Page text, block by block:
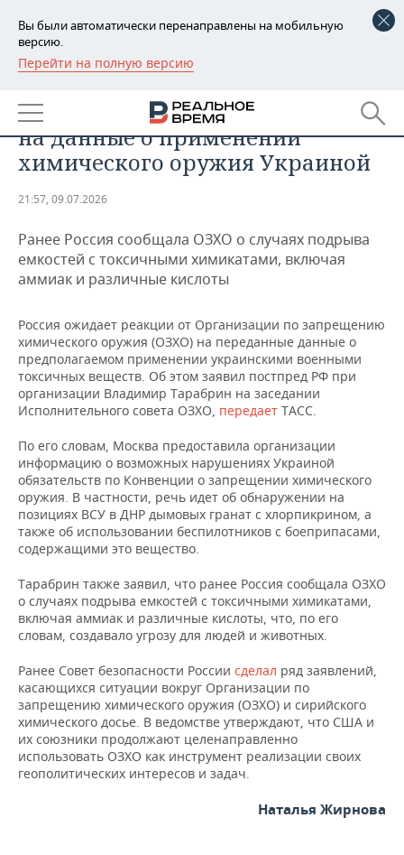
Вы были автоматически перенаправлены на мобильную
версию.
Перейти на полную версию
РЕГИОНЫ
БАШКОРТОСТАН
ТАТАРСТАН
НОВОСТИ
АНАЛИТИКА
ДЕКЛАРАЦИИ О ДОХОДАХ
КОРОЛИ ГОСЗАКАЗА ПФО
КОМУ ПРИНАДЛЕЖАТ
ТОРГОВЫЕ ЦЕНТРЫ
ТАТАРСТАНА
НОВОСТИ ЭКОНОМИКИ
ФИНАНСЫ
БЮДЖЕТ
ИНВЕСТИЦИИ
ПРОМЫШЛЕННОСТЬ
НОВОСТИ
ПРОМЫШЛЕННОСТИ
АГРОПРОМ
МАШИНОСТРОЕНИЕ
НЕФТЕХИМИЯ
НЕФТЬ
ОПК
ЭНЕРГЕТИКА
НЕДВИЖИМОСТЬ
НОВОСТИ АВТО
БИЗНЕС
НОВОСТИ БИЗНЕСА
РОЗНИЧНАЯ ТОРГОВЛЯ
ТРАНСПОРТ
УСЛУГИ
ТЕХНОЛОГИИ
НОВОСТИ ТЕХНОЛОГИЙ
IT
МЕДИА
МЕРОПРИЯТИЯ
НОВОСТИ МЕРОПРИЯТИЙ
ВЫЕЗДНАЯ РЕДАКЦИЯ
ONLINE-КОНФЕРЕНЦИИ
ОТКРЫТАЯ ЛЕКЦИЯ
СПОРТ
НОВОСТИ СПОРТА
ХОККЕЙ
БАСКЕТБОЛ
ВОЛЕЙБОЛ
КИБЕРСПОРТ
ФИГУРНОЕ КАТАНИЕ
ОБЩЕСТВО
ВЛАСТЬ
ИНФРАСТРУКТУРА
ИСТОРИЯ
КУЛЬТУРА
МЕДИЦИНА
СЮЖЕТЫ
СПРАВОЧНИК
СПИСОК ПЕРСОН
СПИСОК КОМПАНИЙ
ПОЛНАЯ ВЕРСИЯ
Россия ожидает реакции ОЗХО
на данные о применении
химического оружия Украиной
21:57, 09.07.2026
Ранее Россия сообщала ОЗХО о случаях подрыва
емкостей с токсичными химикатами, включая
аммиак и различные кислоты
Россия ожидает реакции от Организации по запрещению
химического оружия (ОЗХО) на переданные данные о
предполагаемом применении украинскими военными
токсичных веществ. Об этом заявил постпред РФ при
организации Владимир Тарабрин на заседании
Исполнительного совета ОЗХО, передает ТАСС.
По его словам, Москва предоставила организации
информацию о возможных нарушениях Украиной
обязательств по Конвенции о запрещении химического
оружия. В частности, речь идет об обнаружении на
позициях ВСУ в ДНР дымовых гранат с хлорпикрином, а
также об использовании беспилотников с боеприпасами,
содержащими это вещество.
Тарабрин также заявил, что ранее Россия сообщала ОЗХО
о случаях подрыва емкостей с токсичными химикатами,
включая аммиак и различные кислоты, что, по его
словам, создавало угрозу для людей и животных.
Ранее Совет безопасности России сделал ряд заявлений,
касающихся ситуации вокруг Организации по
запрещению химического оружия (ОЗХО) и сирийского
химического досье. В ведомстве утверждают, что США и
их союзники продолжают целенаправленно
использовать ОЗХО как инструмент реализации своих
геополитических интересов и задач.
Наталья Жирнова